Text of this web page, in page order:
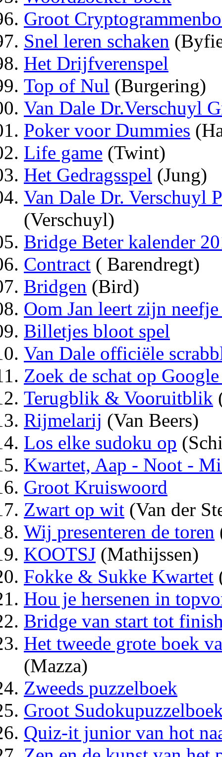
Groot
Snel leren schaken
Het Drijfverenspel
Top of Nul (Burgering)
Van Dale Dr.Verschuyl
Poker voor Dummies
Life game (Twint)
Het Gedragsspel (Jung)
Van Dale Dr. Verschuyl
(Verschuyl)
Bridge Beter kalender
Contract ( Barendregt)
Bridgen (Bird)
Oom Jan leert zijn neefje
Billetjes bloot spel
Van Dale officiële
Zoek de schat op
Terugblik & Vooruitblik
Rijmelarij (Van Beers)
Los elke sudoku op
Kwartet, Aap - Noot -
Groot Kruiswoord
Zwart op wit (Van der
Wij presenteren de toren
KOOTSJ (Mathijssen)
Fokke & Sukke Kwartet
Hou je hersenen in
Bridge van start tot
Het tweede grote boek
(Mazza)
Zweeds puzzelboek
Groot
Quiz-it junior van hot